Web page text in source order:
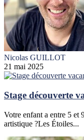
Nicolas GUILLOT
21 mai 2025
Stage découverte
Votre enfant a entre 5 et
artistique ?Les Étoiles...